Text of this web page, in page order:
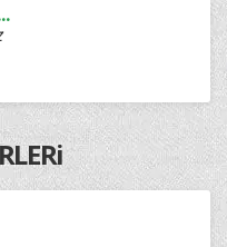
sizlerle